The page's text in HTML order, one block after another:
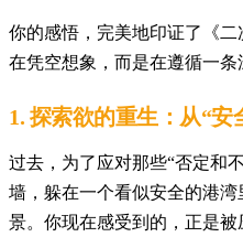
你的感悟，完美地印证了《
在凭空想象，而是在遵循一条
1. 探索欲的重生：从“安
过去，为了应对那些“否定和
墙，躲在一个看似安全的港
景。你现在感受到的，正是被